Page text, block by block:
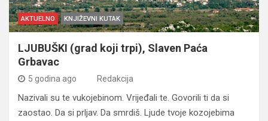
AKTUELNO KNJIŽEVNI KUTAK
LJUBUŠKI (grad koji trpi), Slaven Paća
Grbavac
5 godina ago Redakcija
Nazivali su te vukojebinom. Vrijeđali te. Govorili ti da si
zaostao. Da si prljav. Da smrdiš. Ljude tvoje kozojebima